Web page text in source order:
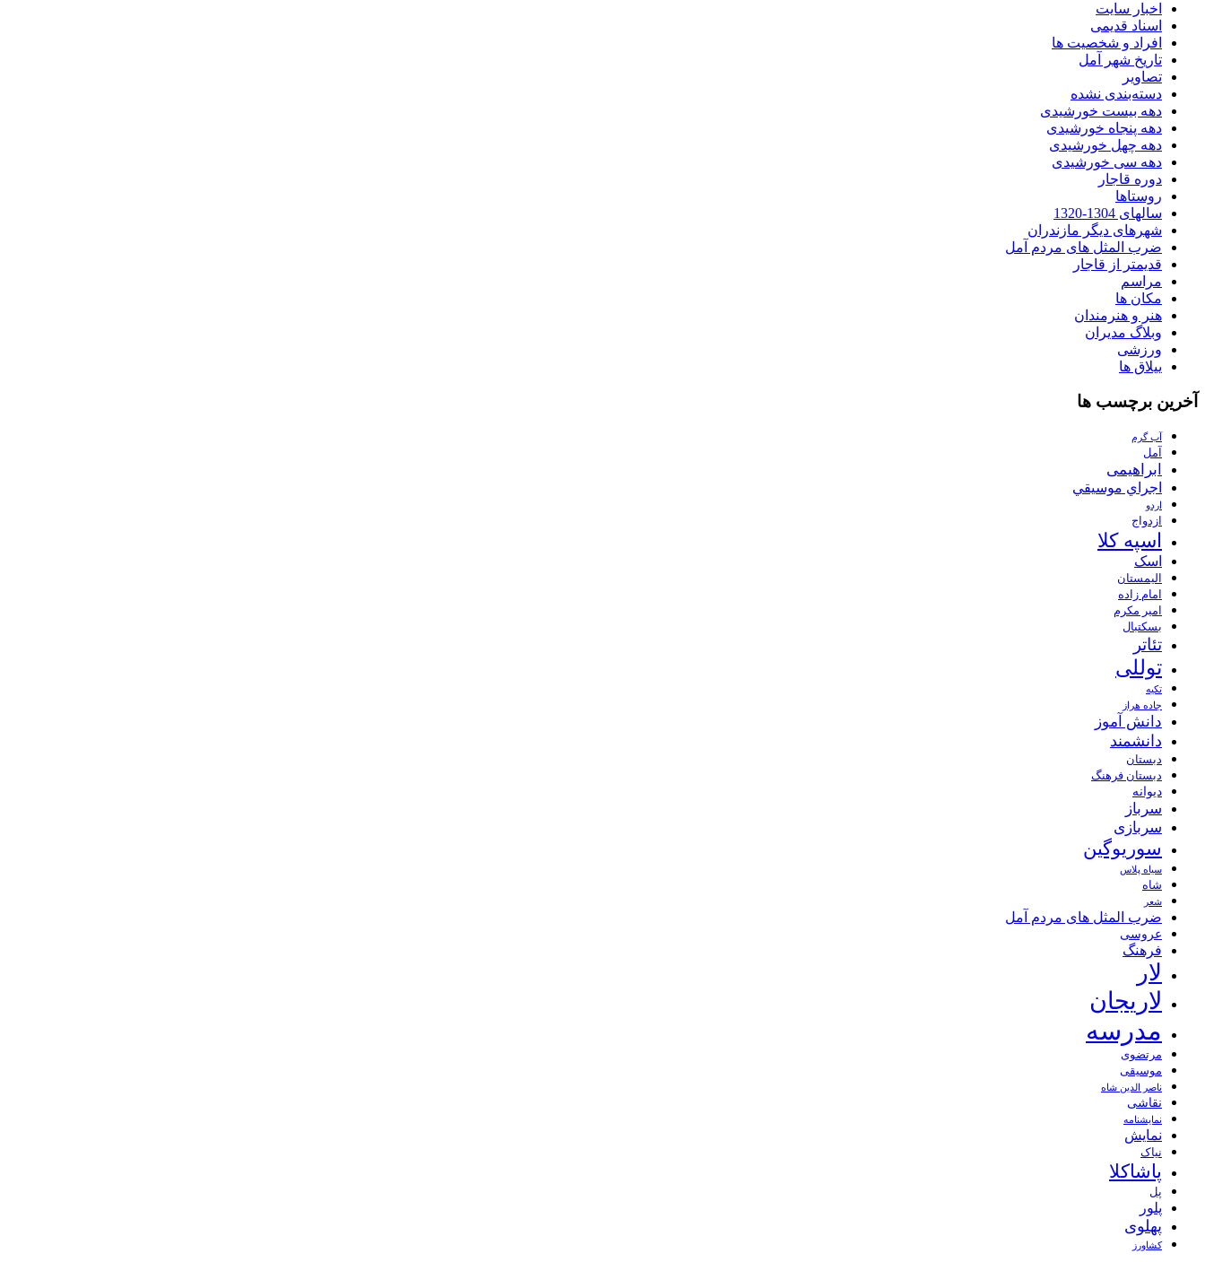
اخبار سایت
اسناد قدیمی
افراد و شخصیت ها
تاریخ شهر آمل
تصاویر
دسته‌بندی نشده
دهه بیست خورشیدی
دهه پنجاه خورشیدی
دهه چهل خورشیدی
دهه سی خورشیدی
دوره قاجار
روستاها
سالهای 1304-1320
شهرهای دیگر مازندران
ضرب المثل های مردم آمل
قدیمتر از قاجار
مراسم
مکان ها
هنر و هنرمندان
وبلاگ مدیران
ورزشی
ییلاق ها
آخرین برچسب ها
آب گرم
آمل
ابراهیمی
اجراي موسيقي
اردو
ازدواج
اسپه کلا
اسک
الیمستان
امام زاده
امیر مکرم
بسکتبال
تئاتر
توللی
تکیه
جاده هراز
دانش آموز
دانشمند
دبستان
دبستان فرهنگ
دیوانه
سرباز
سربازی
سوریوگین
سیاه پلاس
شاه
شعر
ضرب المثل های مردم آمل
عروسی
فرهنگ
لار
لاریجان
مدرسه
مرتضوی
موسیقی
ناصر الدین شاه
نقاشی
نمايشنامه
نمایش
نیاک
پاشاکلا
پل
پلور
پهلوی
کشاورز